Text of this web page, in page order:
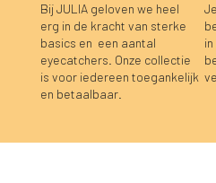
Lara sweater bordeaux
Prijs
€ 39,95
Luka sweater grijs
Prijs
€ 39,95
Luka rok grijs
Prijs
€ 34,95
Hannah top prune
Prijs
€ 39,95
Hannah top choco
Prijs
€ 39,95
Caro blouse beige
Prijs
€ 44,95
Caro blouse kaki
Prijs
€ 44,95
Caro blouse donkerblauw
Prijs
€ 44,95
Pauline top bordeaux
Prijs
€ 59,95
Caro blouse bordeaux
Prijs
€ 44,95
Lucia longsleeve roze-
Prijs
€ 39,95
Sofie top bordeaux-
Niet op voorraad
Caro blouse prune
Niet op voorraad
Caro blouse choco
Niet op voorraad
Pauline top donkerblauw
Niet op voorraad
Bij JULIA geloven we heel
erg in de kracht van sterke
basics en een aantal
eyecatchers. Onze collectie
is voor iedereen toegankelijk
en betaalbaar.